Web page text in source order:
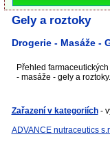
Gely a roztoky
Drogerie - Masáže -
Přehled
- masáže - gely a roztoky.
Zařazení v kategoriích -
ADVANCE nutraceutics